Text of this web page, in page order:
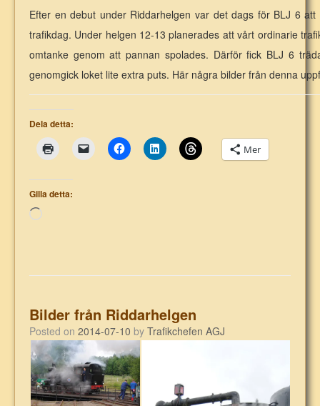
Efter en debut under Riddarhelgen var det dags för BLJ 6
trafikdag. Under helgen 12-13 planerades att vårt ordinarie
omtanke genom att pannan spolades. Därför fick BLJ 6
genomgick loket lite extra puts. Här några bilder från denna
Dela detta:
Mer
Gilla detta:
Laddar
Bilder från Riddarhelgen
Posted on 2014-07-10 by Trafikchefen AGJ